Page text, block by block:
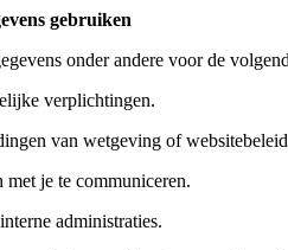
gebruiken
onder andere voor de
verplichtingen.
van wetgeving of
je te communiceren.
administraties.